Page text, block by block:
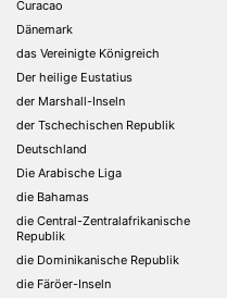
Curacao
Dänemark
das Vereinigte Königreich
Der heilige Eustatius
der Marshall-Inseln
der Tschechischen Republik
Deutschland
Die Arabische Liga
die Bahamas
die Central-Zentralafrikanische
Republik
die Dominikanische Republik
die Färöer-Inseln